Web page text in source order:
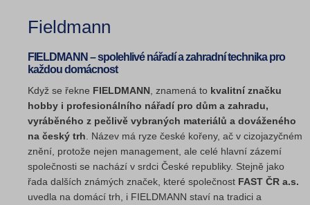
Fieldmann
FIELDMANN – spolehlivé nářadí a zahradní technika pro
každou domácnost
Když se řekne FIELDMANN , znamená to kvalitní značku
hobby i profesionálního nářadí pro dům a zahradu,
vyráběného z pečlivě vybraných materiálů a dováženého
na český trh . Název má ryze české kořeny, ač v cizojazyčném
znění, protože nejen management, ale celé hlavní zázemí
společnosti se nachází v srdci České republiky. Stejně jako
řada dalších známých značek, které společnost FAST ČR a.s.
uvedla na domácí trh, i FIELDMANN staví na tradici a